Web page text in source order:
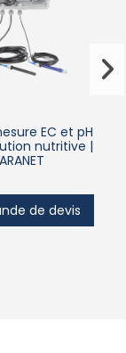
EC et pH
nutritive |
ARANET
de devis